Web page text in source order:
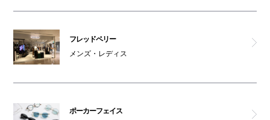
フレッドペリー
メンズ・レディス
ポーカーフェイス